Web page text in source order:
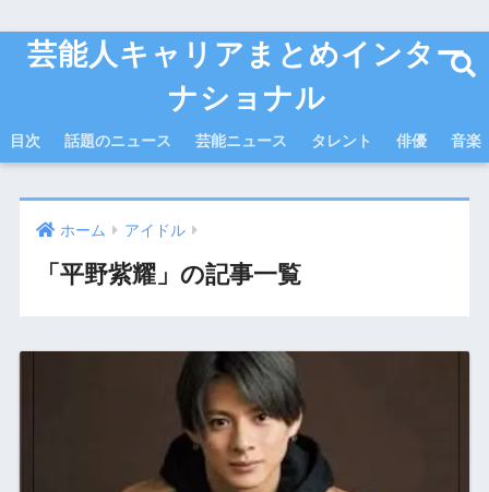
芸能人キャリアまとめインター
ナショナル
目次 話題のニュース 芸能ニュース タレント 俳優 音楽
ホーム アイドル
「平野紫耀」の記事一覧